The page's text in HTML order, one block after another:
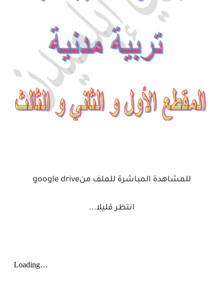
للمشاهدة المباشرة للملف منgoogle drive
انتظر قليلا...